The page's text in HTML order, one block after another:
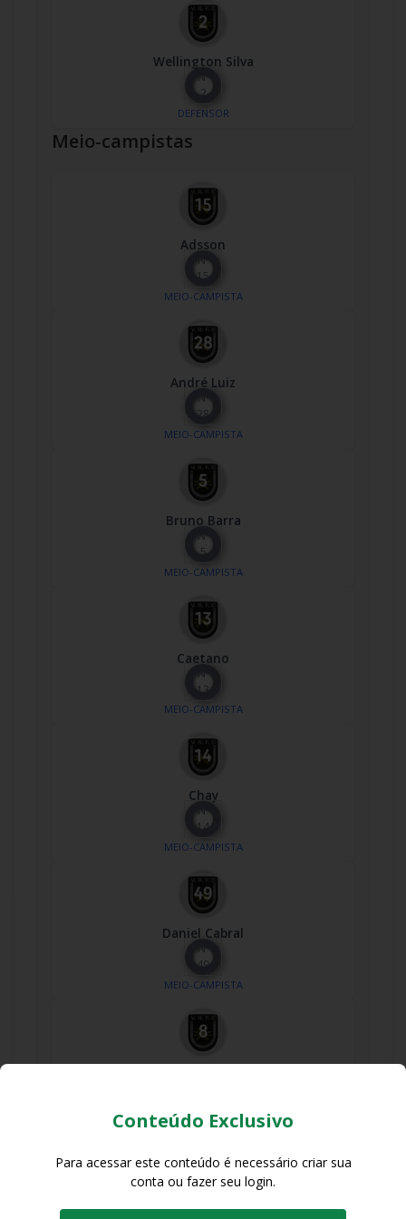
Wellington Silva
Nº
2
DEFENSOR
Meio-campistas
Adsson
Nº
15
MEIO-CAMPISTA
André Luiz
Nº
28
MEIO-CAMPISTA
Bruno Barra
Nº
5
MEIO-CAMPISTA
Caetano
Nº
13
MEIO-CAMPISTA
Chay
Nº
14
MEIO-CAMPISTA
Daniel Cabral
Nº
49
MEIO-CAMPISTA
MEIO-CAMPISTA
L. Di Almeida
Conteúdo Exclusivo
Para acessar este conteúdo é necessário criar sua
conta ou fazer seu login.